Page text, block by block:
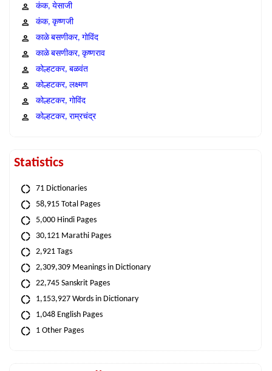
कंक, येसाजी
कंक, कृष्णजी
काळे बसणीकर, गोविंद
काळे बसणीकर, कृष्णराव
कोल्हटकर, बळवंत
कोल्हटकर, लक्ष्मण
कोल्हटकर, गोविंद
कोल्हटकर, राम्रचंद्र
Statistics
71 Dictionaries
58,915 Total Pages
5,000 Hindi Pages
30,121 Marathi Pages
2,921 Tags
2,309,309 Meanings in Dictionary
22,745 Sanskrit Pages
1,153,927 Words in Dictionary
1,048 English Pages
1 Other Pages